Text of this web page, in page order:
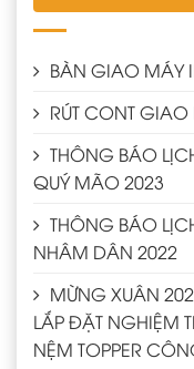
BÀN GIAO MÁY
RÚT CONT
THÔNG BÁO
QUÝ MÃO 2023
THÔNG BÁO
NHÂM DÂN 2022
MỪNG XUÂN
LẮP ĐẶT NGHIỆM
NỆM TOPPER